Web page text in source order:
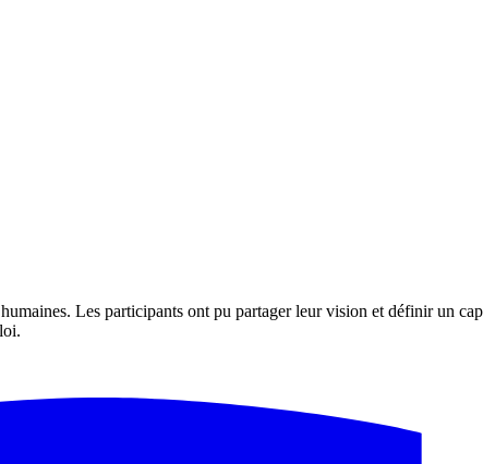
Les participants ont pu partager leur vision et définir un cap